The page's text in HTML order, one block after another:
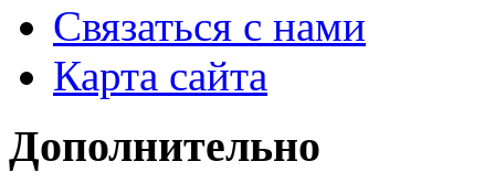
Связаться с нами
Карта сайта
Дополнительно